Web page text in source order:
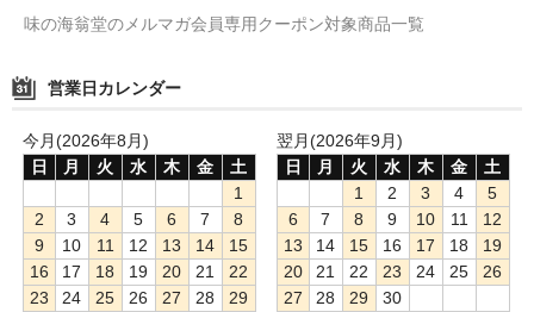
味の海翁堂のメルマガ会員専用クーポン対象商品一覧
営業日カレンダー
今月(2026年8月)
日
月 火 水 木 金
土
1
2
3 4 5 6 7
8
9
10 11 12 13 14
15
16
17 18 19 20 21
22
23
24 25 26 27 28
29
翌月(2026年9月)
日
月 火 水 木 金
土
1
2 3 4
5
6
7 8 9 10 11
12
13
14 15 16 17 18
19
20
21 22 23 24 25
26
27
28 29
30